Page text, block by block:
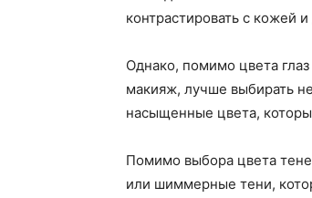
контрастировать с кожей
Однако, помимо цвета
макияж, лучше выбирать
насыщенные цвета,
Помимо выбора цвета
или шиммерные тени,